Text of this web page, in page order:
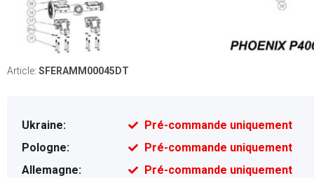
Article: SFERAMM00045DT
Ukraine:
Pré-commande uniquement
Pologne:
Pré-commande uniquement
Allemagne:
Pré-commande uniquement